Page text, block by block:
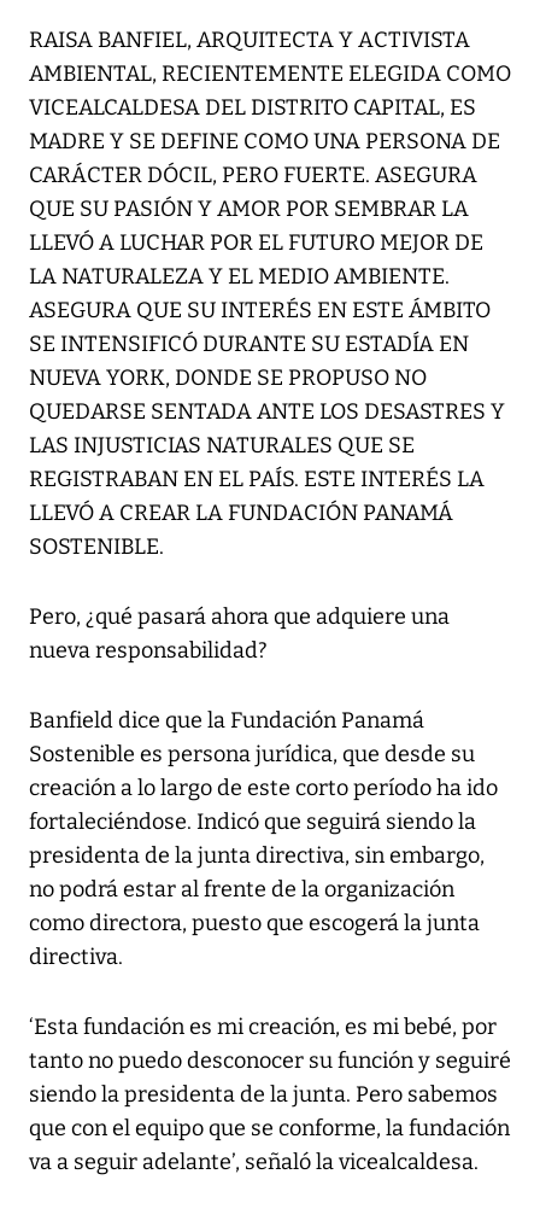
RAISA BANFIEL, ARQUITECTA Y ACTIVISTA
AMBIENTAL, RECIENTEMENTE ELEGIDA COMO
VICEALCALDESA DEL DISTRITO CAPITAL, ES
MADRE Y SE DEFINE COMO UNA PERSONA DE
CARÁCTER DÓCIL, PERO FUERTE. ASEGURA
QUE SU PASIÓN Y AMOR POR SEMBRAR LA
LLEVÓ A LUCHAR POR EL FUTURO MEJOR DE
LA NATURALEZA Y EL MEDIO AMBIENTE.
ASEGURA QUE SU INTERÉS EN ESTE ÁMBITO
SE INTENSIFICÓ DURANTE SU ESTADÍA EN
NUEVA YORK, DONDE SE PROPUSO NO
QUEDARSE SENTADA ANTE LOS DESASTRES Y
LAS INJUSTICIAS NATURALES QUE SE
REGISTRABAN EN EL PAÍS. ESTE INTERÉS LA
LLEVÓ A CREAR LA FUNDACIÓN PANAMÁ
SOSTENIBLE.
Pero, ¿qué pasará ahora que adquiere una
nueva responsabilidad?
Banfield dice que la Fundación Panamá
Sostenible es persona jurídica, que desde su
creación a lo largo de este corto período ha ido
fortaleciéndose. Indicó que seguirá siendo la
presidenta de la junta directiva, sin embargo,
no podrá estar al frente de la organización
como directora, puesto que escogerá la junta
directiva.
‘Esta fundación es mi creación, es mi bebé, por
tanto no puedo desconocer su función y seguiré
siendo la presidenta de la junta. Pero sabemos
que con el equipo que se conforme, la fundación
va a seguir adelante’, señaló la vicealcaldesa.